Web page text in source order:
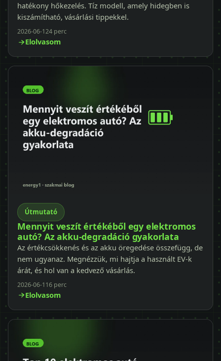
hatékony hőkezelés. Tíz modell, amely hidegben is
kiszámítható, vásárlási tippekkel.
2026-06-124 perc
Elolvasom
Útmutató
Mennyit veszít értékéből egy elektromos
autó? Az akku-degradáció gyakorlata
Az értékcsökkenés és az akku öregedése összefügg, de
nem ugyanaz. Megnézzük, mi hajtja a használt EV-k
árát, és hol van a kedvező vásárlás.
2026-06-116 perc
Elolvasom